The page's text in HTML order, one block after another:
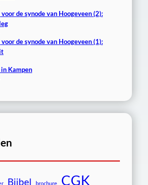
de synode van Hoogeveen (2):
de synode van Hoogeveen (1):
Kampen
Bijbel brochure CGK